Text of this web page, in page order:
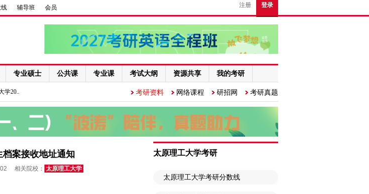
辅导班 会员 注册 登录
专业硕士 公共课 专业课 考试大纲 资源共享 我的考研
学20.. 考研资料 网络课程 研招网 考研真题
案接收地址通知
02 相关院校： 太原理工大学
太原理工大学考研
太原理工大学考研分数线